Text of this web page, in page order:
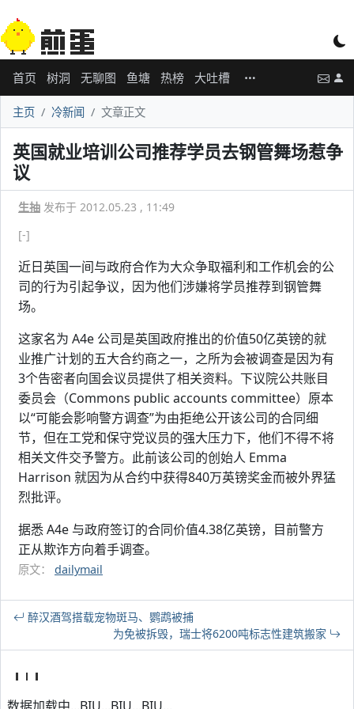
首页 树洞 无聊图 鱼塘 热榜 大吐槽
主页 冷新闻 文章正文
英国就业培训公司推荐学员去钢管舞场惹争
议
生抽 发布于 2012.05.23 , 11:49
[-]
近日英国一间与政府合作为大众争取福利和工作机会的公
司的行为引起争议，因为他们涉嫌将学员推荐到钢管舞
场。
这家名为 A4e 公司是英国政府推出的价值50亿英镑的就
业推广计划的五大合约商之一，之所为会被调查是因为有
3个告密者向国会议员提供了相关资料。下议院公共账目
委员会（Commons public accounts committee）原本
以“可能会影响警方调查”为由拒绝公开该公司的合同细
节，但在工党和保守党议员的强大压力下，他们不得不将
相关文件交予警方。此前该公司的创始人 Emma
Harrison 就因为从合约中获得840万英镑奖金而被外界猛
烈批评。
据悉 A4e 与政府签订的合同价值4.38亿英镑，目前警方
正从欺诈方向着手调查。
原文： dailymail
醉汉酒驾搭载宠物斑马、鹦鹉被捕
为免被拆毁，瑞士将6200吨标志性建筑搬家